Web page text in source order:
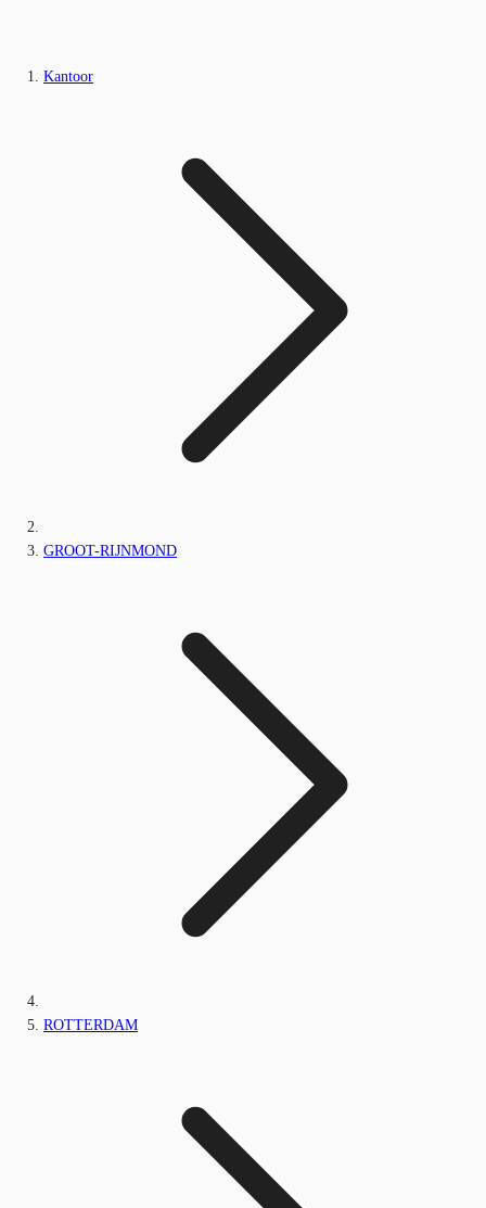
Kantoor
GROOT-RIJNMOND
ROTTERDAM